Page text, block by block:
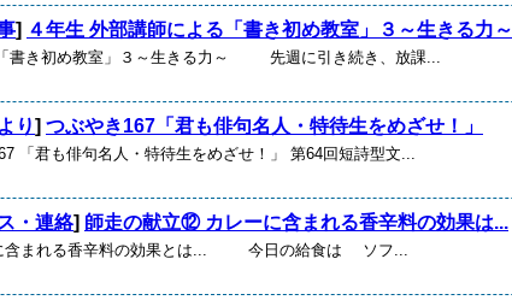
] ４年生 外部講師による「書き初め教室」３～生きる力～
書き初め教室」３～生きる力～ 先週に引き続き、放課...
り] つぶやき167「君も俳句名人・特待生をめざせ！」
「君も俳句名人・特待生をめざせ！」 第64回短詩型文...
・連絡] 師走の献立⑫ カレーに含まれる香辛料の効果は...
まれる香辛料の効果とは... 今日の給食は ソフ...